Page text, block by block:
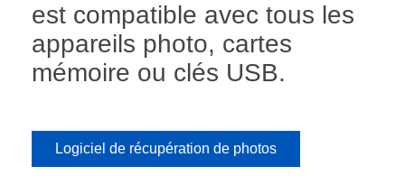
est compatible avec tous les
appareils photo, cartes
mémoire ou clés USB.
Logiciel de récupération de photos